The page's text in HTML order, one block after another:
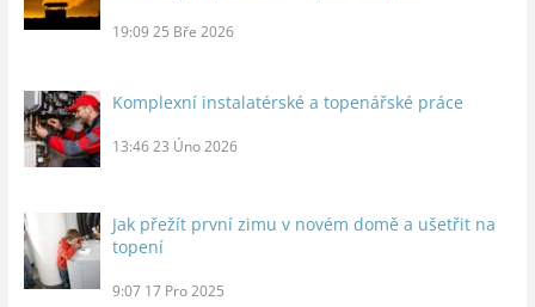
19:09 25 Bře 2026
Komplexní instalatérské a topenářské práce
13:46 23 Úno 2026
Jak přežít první zimu v novém domě a ušetřit na
topení
9:07 17 Pro 2025